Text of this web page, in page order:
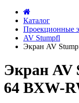
Каталог
Проекционные
AV Stumpfl
Экран AV
Экран AV
64 BXW-